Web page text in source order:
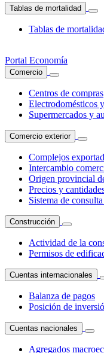
Tablas de mortalidad
Tablas de
Portal Economía
Comercio
Centros de compras
Electrodomésticos
Supermercados y
Comercio exterior
Complejos
Intercambio
Origen provincial
Precios y
Sistema de
Construcción
Actividad de la
Permisos de
Cuentas internacionales
Balanza de pagos
Posición de
Cuentas nacionales
Agregados